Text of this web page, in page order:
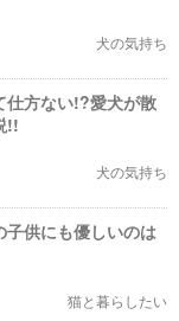
犬の気持ち
仕方ない!?愛犬が散
!!
犬の気持ち
子供にも優しいのは
猫と暮らしたい